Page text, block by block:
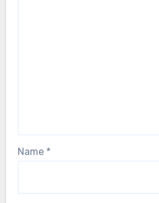
Name *